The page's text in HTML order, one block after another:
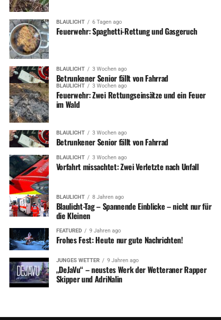
BLAULICHT 6 Tagen ago
Feuerwehr: Spaghetti-Rettung und Gasgeruch
BLAULICHT 3 Wochen ago
Betrunkener Senior fällt von Fahrrad
BLAULICHT 3 Wochen ago
Feuerwehr: Zwei Rettungseinsätze und ein Feuer
im Wald
BLAULICHT 3 Wochen ago
Betrunkener Senior fällt von Fahrrad
BLAULICHT 3 Wochen ago
Vorfahrt missachtet: Zwei Verletzte nach Unfall
BLAULICHT 8 Jahren ago
Blaulicht-Tag – Spannende Einblicke – nicht nur für
die Kleinen
FEATURED 9 Jahren ago
Frohes Fest: Heute nur gute Nachrichten!
JUNGES WETTER 9 Jahren ago
„DeJaVu“ – neustes Werk der Wetteraner Rapper
Skipper und AdriNalin